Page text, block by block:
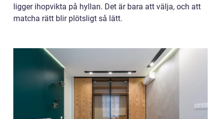
ligger ihopvikta på hyllan. Det är bara att välja, och att
matcha rätt blir plötsligt så lätt.